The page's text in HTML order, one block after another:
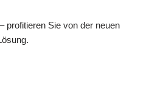
profitieren Sie von der neuen